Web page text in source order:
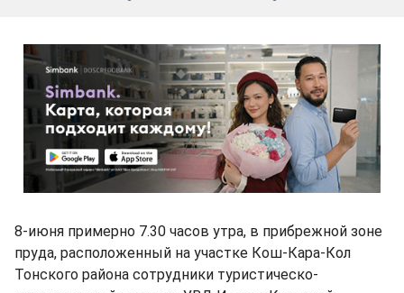
8-июня примерно 7.30 часов утра, в прибрежной зоне
пруда, расположенный на участке Кош-Кара-Кол
Тонского района сотрудники туристическо-